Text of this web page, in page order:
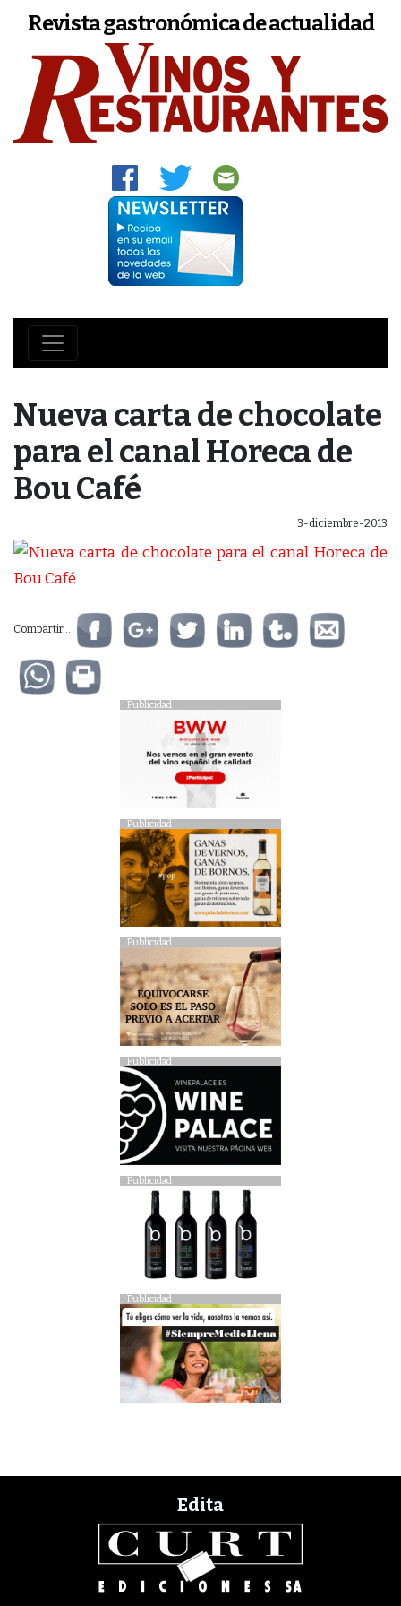
Revista gastronómica de actualidad
Nueva carta de chocolate
para el canal Horeca de
Bou Café
3-diciembre-2013
Compartir...
Publicidad
Publicidad
Publicidad
Publicidad
Publicidad
Publicidad
Edita